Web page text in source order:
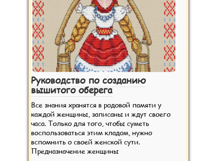
Руководство по созданию
вышитого оберега
Все знания хранятся в родовой памяти у
каждой женщины, записаны и ждут своего
часа. Только для того, чтобы суметь
воспользоваться этим кладом, нужно
вспомнить о своей женской сути.
Предназначение женщины